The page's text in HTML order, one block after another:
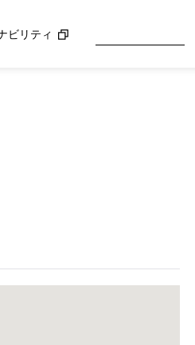
ビリティ